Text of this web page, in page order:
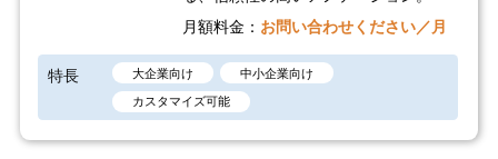
月額料金： お問い合わせください／月
特長 大企業向け
中小企業向け
カスタマイズ可能